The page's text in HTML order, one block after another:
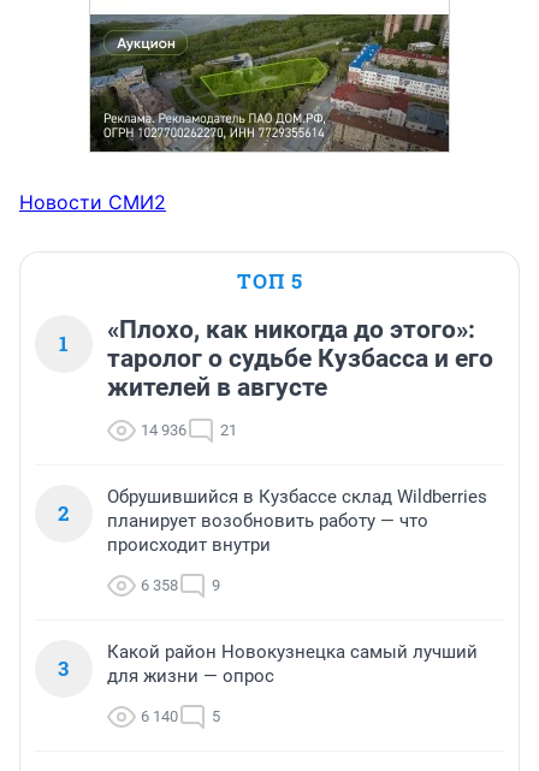
Новости СМИ2
ТОП 5
1
«Плохо, как никогда до этого»:
таролог о судьбе Кузбасса и его
жителей в августе
14 936 21
2
Обрушившийся в Кузбассе склад Wildberries
планирует возобновить работу — что
происходит внутри
6 358 9
3
Какой район Новокузнецка самый лучший
для жизни — опрос
6 140 5